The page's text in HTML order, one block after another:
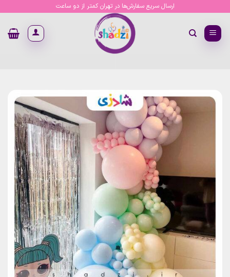
content
ارسال سریع سفارش‌ها در تهران کمتر از دو ساعت